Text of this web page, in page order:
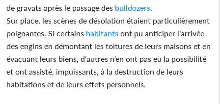
de gravats après le passage des bulldozers
Sur place, les scènes de désolation étaient particulièrement
poignantes. Si certains habitants ont pu anticiper l’arrivée
des engins en démontant les toitures de leurs maisons et en
évacuant leurs biens, d’autres n’en ont pas eu la possibilité
et ont assisté, impuissants, à la destruction de leurs
habitations et de leurs effets personnels.